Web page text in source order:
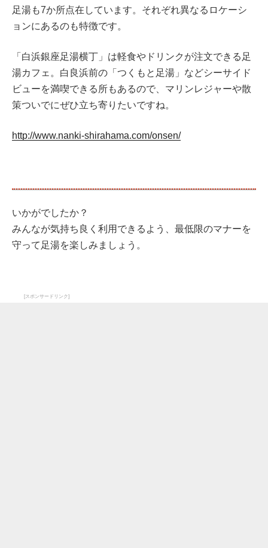
足湯も7か所点在しています。それぞれ異なるロケーシ
ョンにあるのも特徴です。
「白浜銀座足湯横丁」は軽食やドリンクが注文できる足
湯カフェ。白良浜前の「つくもと足湯」などシーサイド
ビューを満喫できる所もあるので、マリンレジャーや散
策ついでにぜひ立ち寄りたいですね。
http://www.nanki-shirahama.com/onsen/
いかがでしたか？
みんなが気持ち良く利用できるよう、最低限のマナーを
守って足湯を楽しみましょう。
[スポンサードリンク]